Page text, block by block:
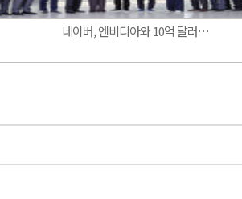
네이버, 엔비디아와 10억 달러…